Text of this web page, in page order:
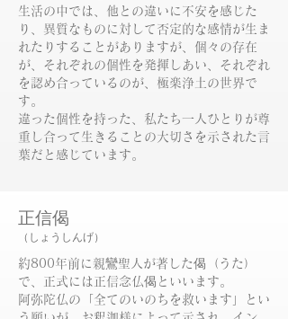
生活の中では、他との違いに不安を感じた
り、異質なものに対して否定的な感情が生ま
れたりすることがありますが、個々の存在
が、それぞれの個性を発揮しあい、それぞれ
を認め合っているのが、極楽浄土の世界で
す。
違った個性を持った、私たち一人ひとりが尊
重し合って生きることの大切さを示された言
葉だと感じています。
正信偈
（しょうしんげ）
約800年前に親鸞聖人が著した偈（うた）
で、正式には正信念仏偈といいます。
阿弥陀仏の「全てのいのちを救います」とい